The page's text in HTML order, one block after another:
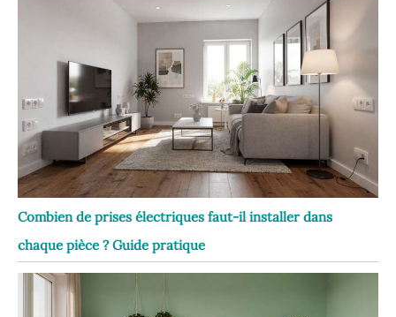
Combien de prises électriques faut-il installer dans
chaque pièce ? Guide pratique